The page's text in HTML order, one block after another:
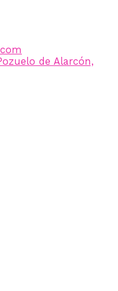
de Alarcón,